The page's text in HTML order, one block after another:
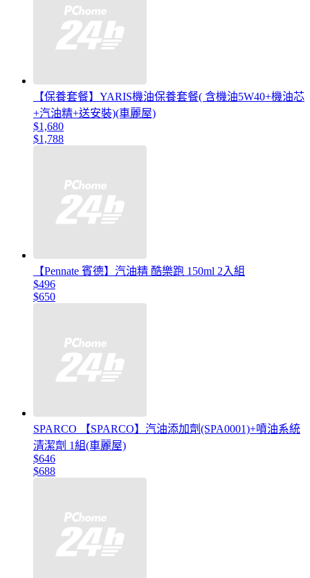
【保養套餐】YARIS機油保養套餐( 含機油5W40+機油芯
+汽油精+送安裝)(車麗屋)
$1,680
$1,788
【Pennate 賓德】汽油精 酷樂跑 150ml 2入組
$496
$650
SPARCO 【SPARCO】汽油添加劑(SPA0001)+噴油系統
清潔劑 1組(車麗屋)
$646
$688